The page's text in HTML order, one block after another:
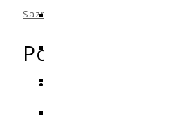
Saznajte kako se obrađuju
Povezani